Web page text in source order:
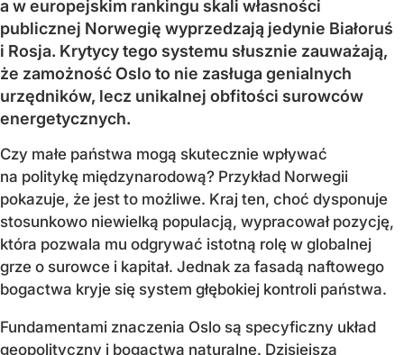
a w europejskim rankingu skali własności
publicznej Norwegię wyprzedzają jedynie Białoruś
i Rosja. Krytycy tego systemu słusznie zauważają,
że zamożność Oslo to nie zasługa genialnych
urzędników, lecz unikalnej obfitości surowców
energetycznych.
Czy małe państwa mogą skutecznie wpływać
na politykę międzynarodową? Przykład Norwegii
pokazuje, że jest to możliwe. Kraj ten, choć dysponuje
stosunkowo niewielką populacją, wypracował pozycję,
która pozwala mu odgrywać istotną rolę w globalnej
grze o surowce i kapitał. Jednak za fasadą naftowego
bogactwa kryje się system głębokiej kontroli państwa.
Fundamentami znaczenia Oslo są specyficzny układ
geopolityczny i bogactwa naturalne. Dzisiejsza